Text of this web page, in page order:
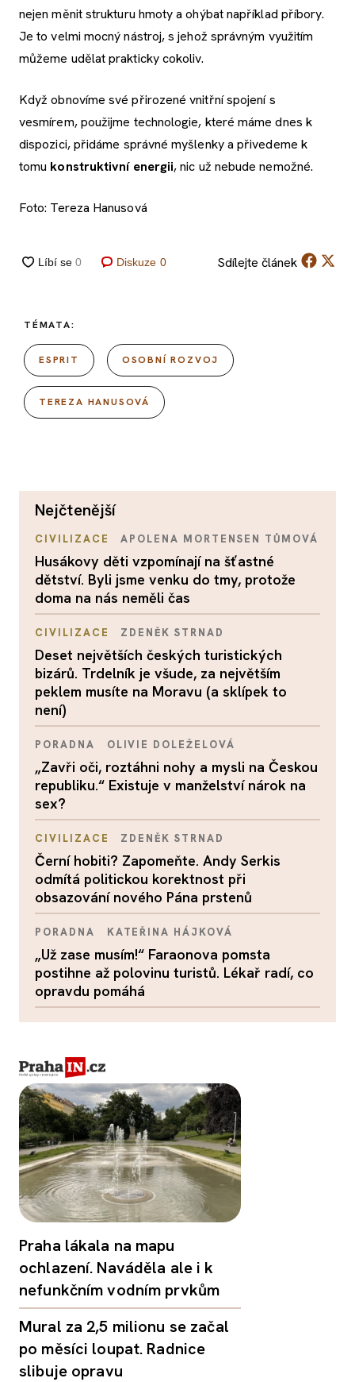
nejen měnit strukturu hmoty a ohýbat například příbory.
Je to velmi mocný nástroj, s jehož správným využitím
můžeme udělat prakticky cokoliv.
Když obnovíme své přirozené vnitřní spojení s
vesmírem, použijme technologie, které máme dnes k
dispozici, přidáme správné myšlenky a přivedeme k
tomu konstruktivní energii, nic už nebude nemožné.
Foto: Tereza Hanusová
Diskuze 0 Sdílejte článek
TÉMATA:
ESPRIT OSOBNÍ ROZVOJ
TEREZA HANUSOVÁ
nejčtenější
CIVILIZACE APOLENA MORTENSEN TŮMOVÁ
Husákovy děti vzpomínají na šťastné
dětství. Byli jsme venku do tmy, protože
doma na nás neměli čas
CIVILIZACE ZDENĚK STRNAD
Deset největších českých turistických
bizárů. Trdelník je všude, za největším
peklem musíte na Moravu (a sklípek to
není)
PORADNA OLIVIE DOLEŽELOVÁ
„Zavři oči, roztáhni nohy a mysli na Českou
republiku.“ Existuje v manželství nárok na
sex?
CIVILIZACE ZDENĚK STRNAD
Černí hobiti? Zapomeňte. Andy Serkis
odmítá politickou korektnost při
obsazování nového Pána prstenů
PORADNA KATEŘINA HÁJKOVÁ
„Už zase musím!“ Faraonova pomsta
postihne až polovinu turistů. Lékař radí, co
opravdu pomáhá
Praha lákala na mapu
ochlazení. Naváděla ale i k
nefunkčním vodním prvkům
Mural za 2,5 milionu se začal
po měsíci loupat. Radnice
slibuje opravu